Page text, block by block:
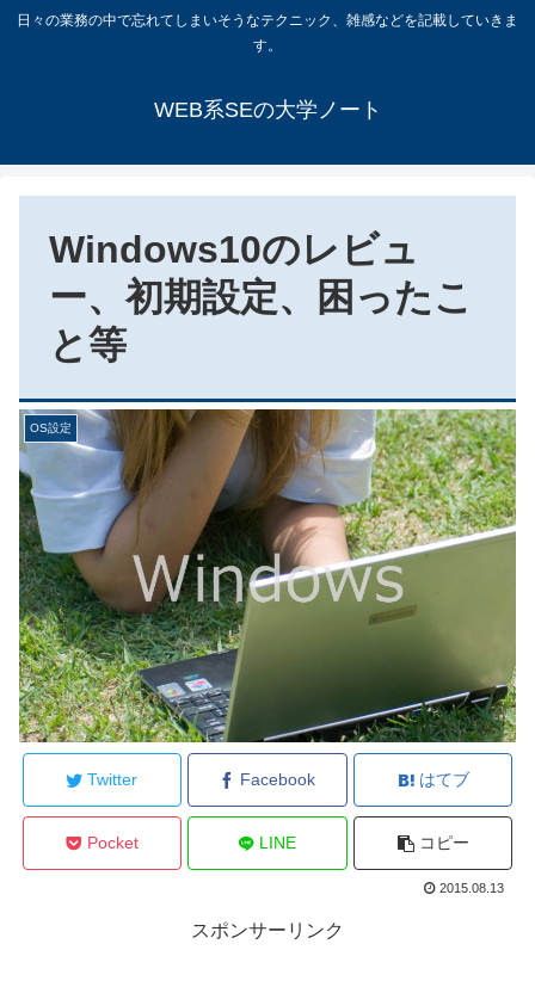
日々の業務の中で忘れてしまいそうなテクニック、雑感などを記載していきま
す。
WEB系SEの大学ノート
Windows10のレビュ
ー、初期設定、困ったこ
と等
OS設定
Twitter Facebook はてブ
Pocket LINE コピー
2015.08.13
スポンサーリンク